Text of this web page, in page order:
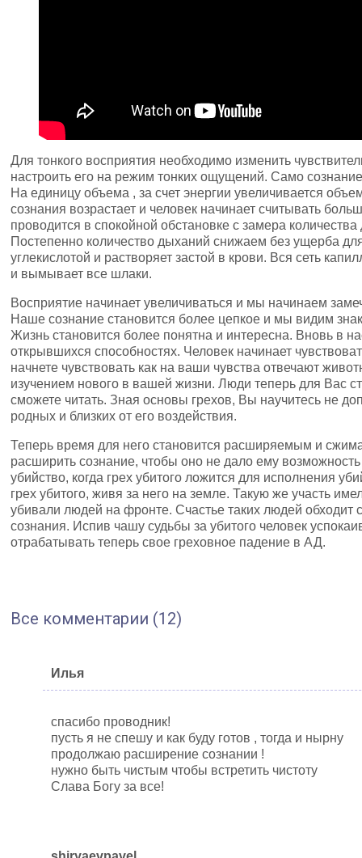
Для тонкого восприятия необходимо изменить
настроить его на режим тонких ощущений. Само
На единицу объема , за счет энергии увеличивается
сознания возрастает и человек начинает считывать
проводится в спокойной обстановке с замера
Постепенно количество дыханий снижаем без ущерба
углекислотой и растворяет застой в крови. Вся сеть
и вымывает все шлаки.
Восприятие начинает увеличиваться и мы начинаем
Наше сознание становится более цепкое и мы видим
Жизнь становится более понятна и интересна. Вновь в
открывшихся способностях. Человек начинает
начнете чувствовать как на ваши чувства отвечают
изучением нового в вашей жизни. Люди теперь для Вас
сможете читать. Зная основы грехов, Вы научитесь не
родных и близких от его воздействия.
Теперь время для него становится расширяемым и
расширить сознание, чтобы оно не дало ему
убийство, когда грех убитого ложится для исполнения
грех убитого, живя за него на земле. Такую же участь
убивали людей на фронте. Счастье таких людей обходит
сознания. Испив чашу судьбы за убитого человек
отрабатывать теперь свое греховное падение в АД.
Все комментарии (12)
Илья
спасибо проводник!
пусть я не спешу и как буду готов , тогда и нырну
продолжаю расширение сознании !
нужно быть чистым чтобы встретить чистоту
Слава Богу за все!